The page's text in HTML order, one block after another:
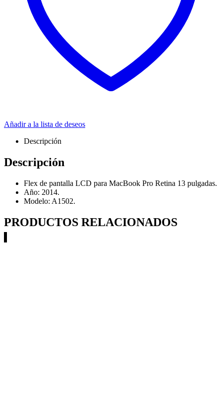
Añadir a la lista de deseos
Descripción
Descripción
Flex de pantalla LCD para MacBook Pro Retina 13 pulgadas.
Año: 2014.
Modelo: A1502.
PRODUCTOS RELACIONADOS